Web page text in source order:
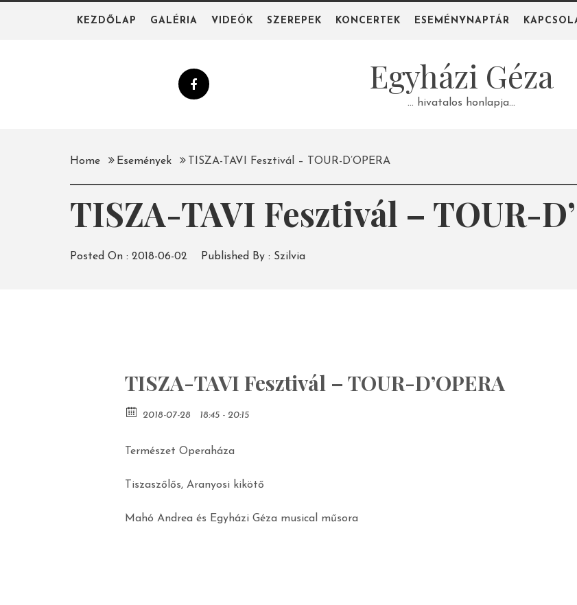
KEZDŐLAP GALÉRIA VIDEÓK SZEREPEK KONCERTEK ESEMÉNYNAPTÁR
Egyházi Géza
… hivatalos honlapja…
Home Események TISZA-TAVI Fesztivál – TOUR-D’OPERA
TISZA-TAVI Fesztivál – TOUR-
Posted On : 2018-06-02 Published By : Szilvia
TISZA-TAVI Fesztivál – TOUR-D’OPERA
2018-07-28 18:45 - 20:15
Természet Operaháza
Tiszaszőlős, Aranyosi kikötő
Mahó Andrea és Egyházi Géza musical műsora